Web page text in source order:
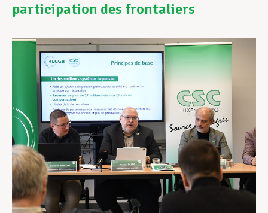
Développement professionnel
Devenir Membre
Actualités
participation des frontaliers